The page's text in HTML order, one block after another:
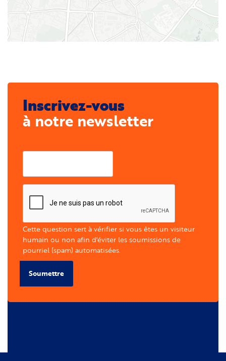
Inscrivez-vous
à notre newsletter
Cette question sert à vérifier si vous êtes un visiteur
humain ou non afin d'éviter les soumissions de
pourriel (spam) automatisées.
Soumettre